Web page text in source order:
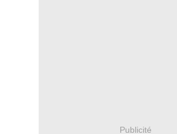
Publicité